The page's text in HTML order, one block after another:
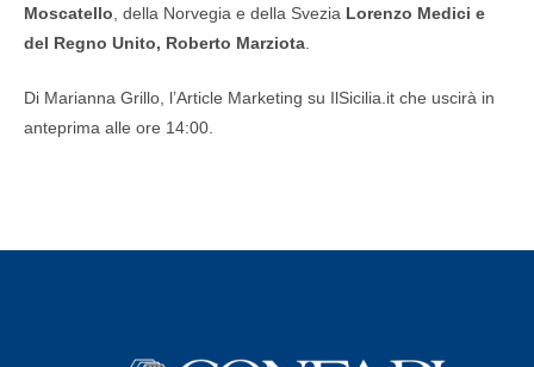
Moscatello , della Norvegia e della Svezia Lorenzo Medici e
del Regno Unito, Roberto Marziota
Di Marianna Grillo, l’Article Marketing su IlSicilia.it che uscirà in
anteprima alle ore 14:00.